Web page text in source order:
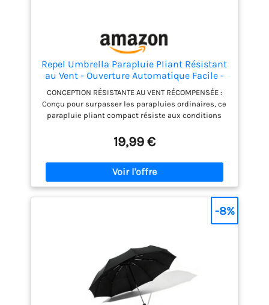
Repel Umbrella Parapluie Pliant Résistant
au Vent - Ouverture Automatique Facile -
Parapluie Compact et Durable, Armature
en Fibre de Verre Solide, Dôme
Imperméable – Tient dans un Sac à dos
ou à Main
CONCEPTION RÉSISTANTE AU VENT RÉCOMPENSÉE :
Conçu pour surpasser les parapluies ordinaires, ce
parapluie pliant compact résiste aux conditions
renforcées, sa toile ventilée et son tissu solide.
Testé jusqu’à 135 km/h, Repel résiste au
retournement et à la casse là où d’autres échouent.
Portable et robuste, il s’élargit pour offrir une
grande couverture contre la pluie, les rayons UV et
les tempêtes, en faisant l’accessoire de voyage le
plus fiable ou un cadeau classique OUVERTURE ET
rapidement et se replie en quelques secondes, se
rangeant facilement dans les sacs à main, sacs à
dos ou portières de voiture. Sa poignée offre confort
et prise sûre, tandis que la toile à séchage rapide
repousse la pluie pour vous garder au sec et
19,99 €
-8%